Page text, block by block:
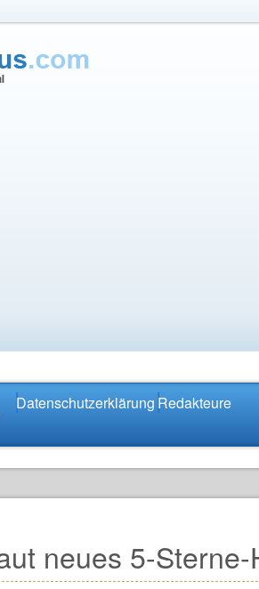
Datenschutzerklärung Redakteure
neues 5-